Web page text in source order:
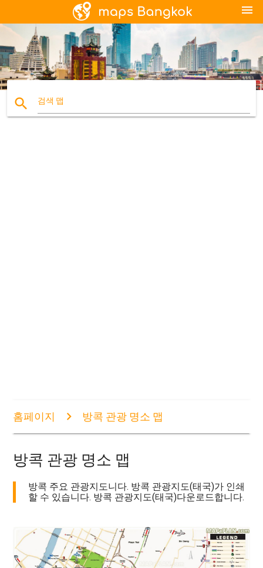
menu
search 검색 맵
홈페이지 방콕 관광 명소 맵
방콕 관광 명소 맵
방콕 주요 관광지도니다. 방콕 관광지도(태국)가 인쇄
할 수 있습니다. 방콕 관광지도(태국)다운로드합니다.